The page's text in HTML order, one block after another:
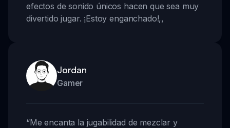
efectos de sonido únicos hacen que sea muy
divertido jugar. ¡Estoy enganchado!,,
Jordan
Gamer
“Me encanta la jugabilidad de mezclar y